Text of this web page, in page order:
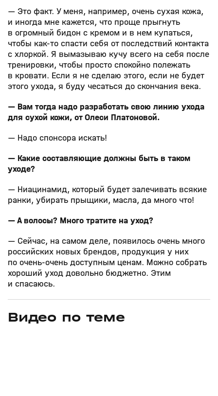
— Это факт. У меня, например, очень сухая кожа,
и иногда мне кажется, что проще прыгнуть
в огромный бидон с кремом и в нем купаться,
чтобы как-то спасти себя от последствий контакта
с хлоркой. Я вымазываю кучу всего на себя после
тренировки, чтобы просто спокойно полежать
в кровати. Если я не сделаю этого, если не будет
этого ухода, я буду чесаться до скончания века.
— Вам тогда надо разработать свою линию ухода
для сухой кожи, от Олеси Платоновой.
— Надо спонсора искать!
— Какие составляющие должны быть в таком
уходе?
— Ниацинамид, который будет залечивать всякие
ранки, убирать прыщики, масла, да много что!
— А волосы? Много тратите на уход?
— Сейчас, на самом деле, появилось очень много
российских новых брендов, продукция у них
по очень-очень доступным ценам. Можно собрать
хороший уход довольно бюджетно. Этим
и спасаюсь.
Видео по теме
07 авг, 15:39